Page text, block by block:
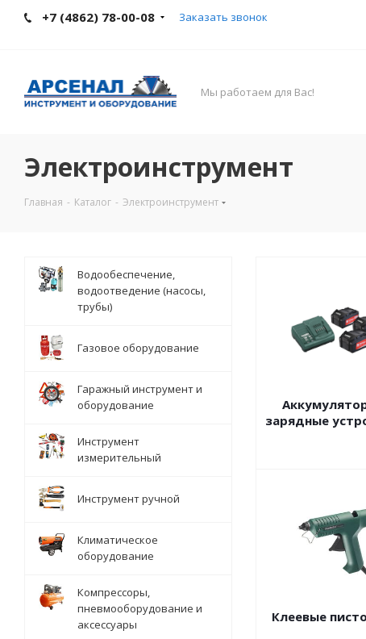
+7 (4862) 78-00-08 Заказать звонок
Мы работаем для Вас!
Электроинструмент
Главная - Каталог - Электроинструмент
зарядные
Клеевые
Водообеспечение,
водоотведение (насосы,
трубы)
Газовое оборудование
Гаражный инструмент и
оборудование
Инструмент
измерительный
Инструмент ручной
Климатическое
оборудование
Компрессоры,
пневмооборудование и
аксессуары